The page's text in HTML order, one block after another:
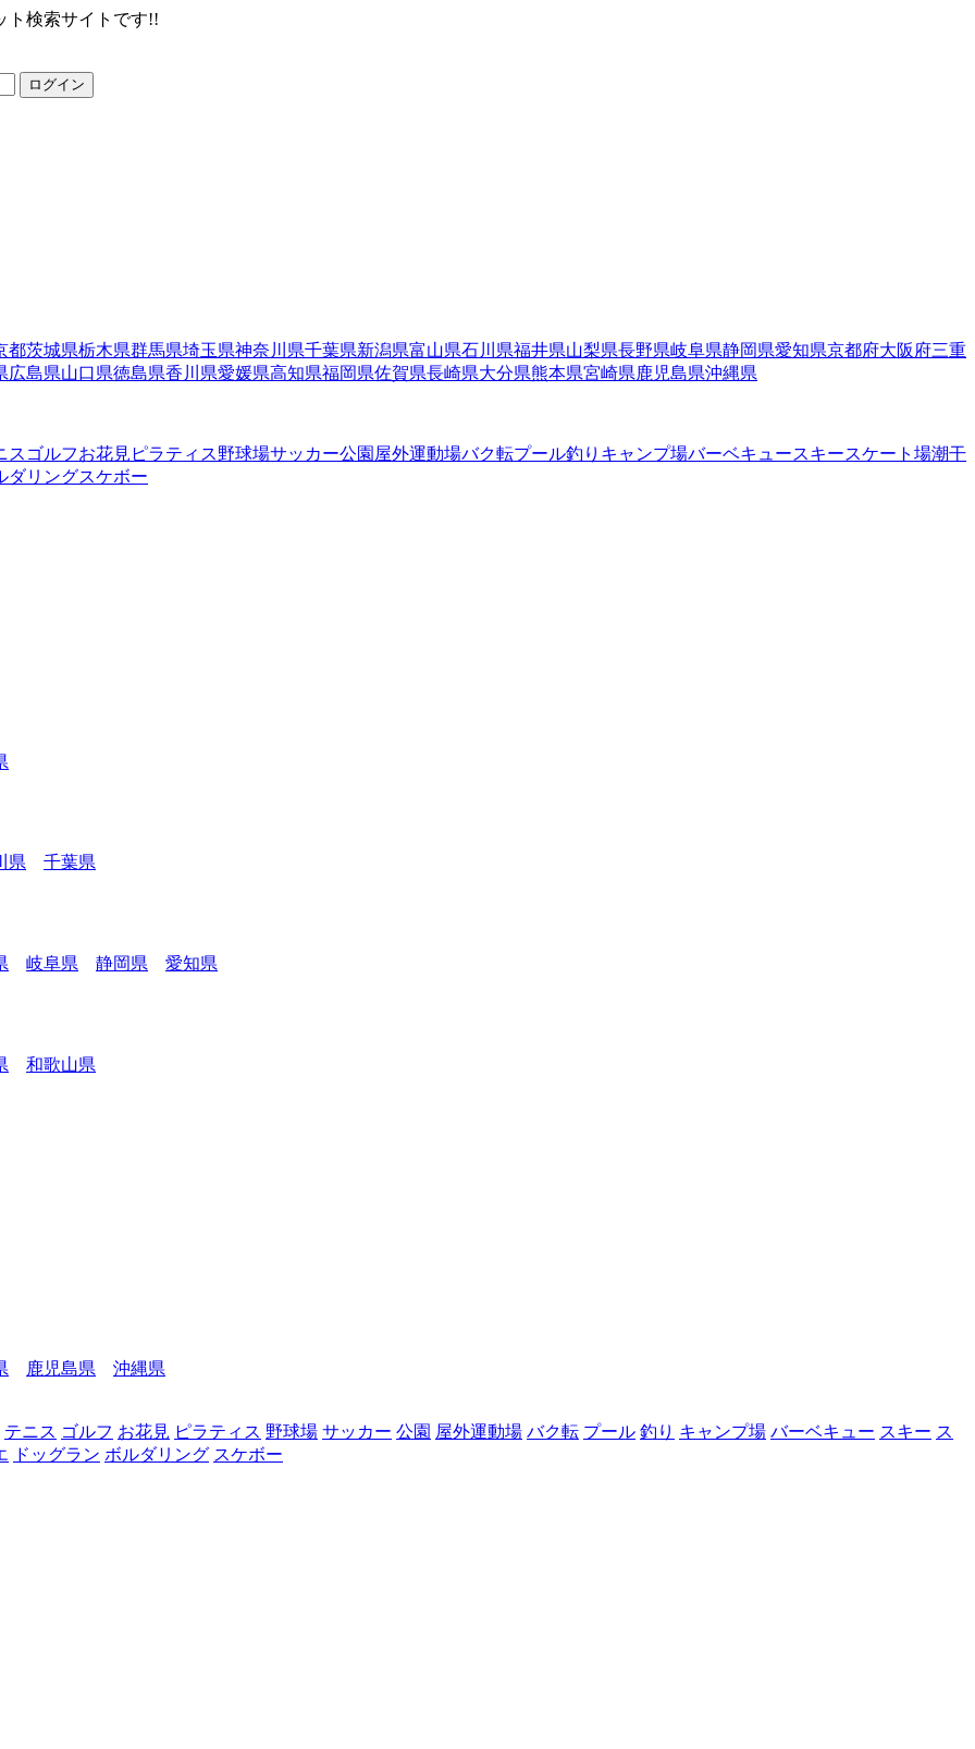
ト検索サイトです!!
ログイン
都茨城県栃木県群馬県埼玉県神奈川県千葉県新潟県富山県石川県福井県山梨県長野県岐阜県静岡県愛知県京都府大阪府三重
広島県山口県徳島県香川県愛媛県高知県福岡県佐賀県長崎県大分県熊本県宮崎県鹿児島県沖縄県
ス ゴルフお花見 ピラティス野球場サッカー公園 屋外運動場バク転プール釣り キャンプ場バーベキュースキースケート場潮干
ダリングスケボー
県 千葉県
岐阜県 静岡県 愛知県
和歌山県
鹿児島県
沖縄県
テニス ゴルフ お花見 ピラティス 野球場 サッカー 公園 屋外運動場 バク転 プール 釣り キャンプ場 バーベキュー スキー ス
ドッグラン ボルダリング スケボー